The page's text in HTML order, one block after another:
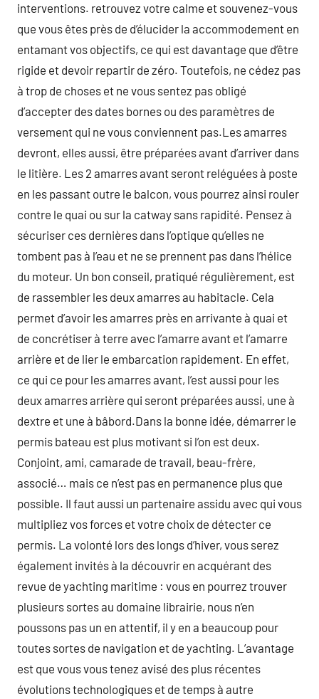
interventions. retrouvez votre calme et souvenez-vous
que vous êtes près de d’élucider la accommodement en
entamant vos objectifs, ce qui est davantage que d’être
rigide et devoir repartir de zéro. Toutefois, ne cédez pas
à trop de choses et ne vous sentez pas obligé
d’accepter des dates bornes ou des paramètres de
versement qui ne vous conviennent pas.Les amarres
devront, elles aussi, être préparées avant d’arriver dans
le litière. Les 2 amarres avant seront reléguées à poste
en les passant outre le balcon, vous pourrez ainsi rouler
contre le quai ou sur la catway sans rapidité. Pensez à
sécuriser ces dernières dans l’optique qu’elles ne
tombent pas à l’eau et ne se prennent pas dans l’hélice
du moteur. Un bon conseil, pratiqué régulièrement, est
de rassembler les deux amarres au habitacle. Cela
permet d’avoir les amarres près en arrivante à quai et
de concrétiser à terre avec l’amarre avant et l’amarre
arrière et de lier le embarcation rapidement. En effet,
ce qui ce pour les amarres avant, l’est aussi pour les
deux amarres arrière qui seront préparées aussi, une à
dextre et une à bâbord.Dans la bonne idée, démarrer le
permis bateau est plus motivant si l’on est deux.
Conjoint, ami, camarade de travail, beau-frère,
associé… mais ce n’est pas en permanence plus que
possible. Il faut aussi un partenaire assidu avec qui vous
multipliez vos forces et votre choix de détecter ce
permis. La volonté lors des longs d’hiver, vous serez
également invités à la découvrir en acquérant des
revue de yachting maritime : vous en pourrez trouver
plusieurs sortes au domaine librairie, nous n’en
poussons pas un en attentif, il y en a beaucoup pour
toutes sortes de navigation et de yachting. L’avantage
est que vous vous tenez avisé des plus récentes
évolutions technologiques et de temps à autre